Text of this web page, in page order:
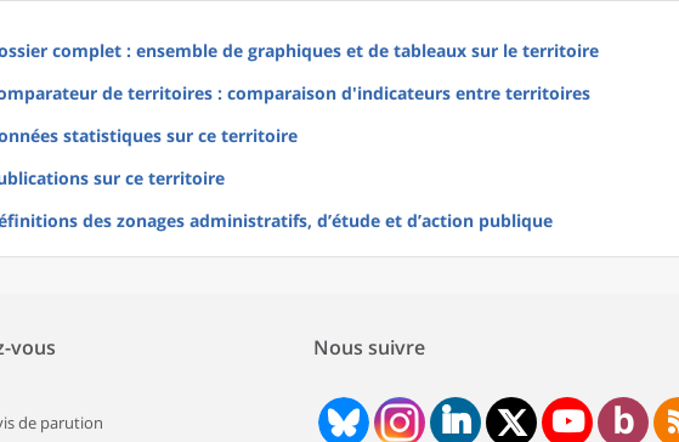
complet : ensemble de graphiques et de tableaux sur le territoire
de territoires : comparaison d'indicateurs entre territoires
statistiques sur ce territoire
sur ce territoire
des zonages administratifs, d’étude et d’action publique
vous
de parution
Nous suivre